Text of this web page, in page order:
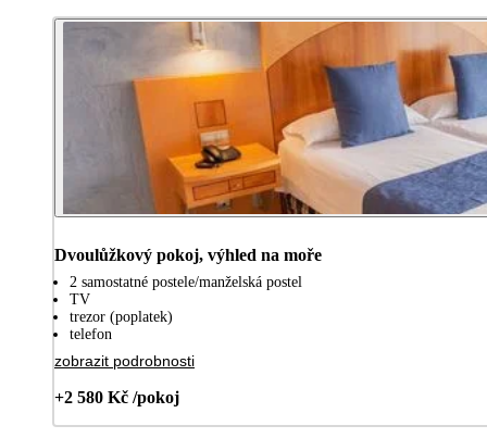
Dvoulůžkový pokoj, výhled na moře
2 samostatné postele/manželská postel
TV
trezor (poplatek)
telefon
zobrazit podrobnosti
+2 580 Kč /pokoj